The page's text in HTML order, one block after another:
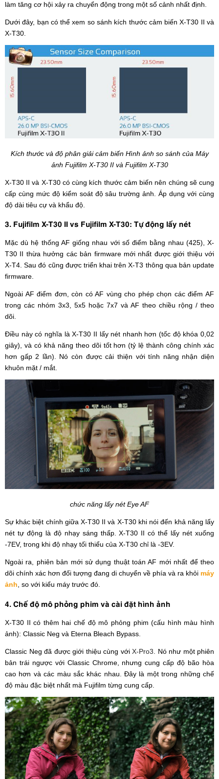
làm tăng cơ hội xảy ra chuyển động trong một số cảnh nhất định.
Dưới đây, bạn có thể xem so sánh kích thước cảm biến X-T30 II và
X-T30.
Kích thước và độ phân giải cảm biến Hình ảnh so sánh của Máy
ảnh Fujifilm X-T30 II và Fujifilm X-T30
X-T30 II và X-T30 có cùng kích thước cảm biến nên chúng sẽ cung
cấp cùng mức độ kiểm soát độ sâu trường ảnh. Áp dụng với cùng
độ dài tiêu cự và khẩu độ.
3. Fujifilm X-T30 II vs Fujifilm X-T30: Tự động lấy nét
Mặc dù hệ thống AF giống nhau với số điểm bằng nhau (425), X-
T30 II thừa hưởng các bản firmware mới nhất được giới thiệu với
X-T4. Sau đó cũng được triển khai trên X-T3 thông qua bản update
firmware.
Ngoài AF điểm đơn, còn có AF vùng cho phép chọn các điểm AF
trong các nhóm 3x3, 5x5 hoặc 7x7 và AF theo chiều rộng / theo
dõi.
Điều này có nghĩa là X-T30 II lấy nét nhanh hơn (tốc độ khóa 0,02
giây), và có khả năng theo dõi tốt hơn (tỷ lệ thành công chính xác
hơn gấp 2 lần). Nó còn được cải thiện với tính năng nhận diện
khuôn mặt / mắt.
chức năng lấy nét Eye AF
Sự khác biệt chính giữa X-T30 II và X-T30 khi nói đến khả năng lấy
nét tự động là độ nhạy sáng thấp. X-T30 II có thể lấy nét xuống
-7EV, trong khi độ nhạy tối thiểu của X-T30 chỉ là -3EV.
Ngoài ra, phiên bản mới sử dụng thuật toán AF mới nhất để theo
dõi chính xác hơn đối tượng đang di chuyển về phía và ra khỏi máy
ảnh, so với kiểu máy trước đó.
4. Chế độ mô phỏng phim và cài đặt hình ảnh
X-T30 II có thêm hai chế độ mô phỏng phim (cấu hình màu hình
ảnh): Classic Neg và Eterna Bleach Bypass.
Classic Neg đã được giới thiệu cùng với X-Pro3 . Nó như một phiên
bản trái ngược với Classic Chrome, nhưng cung cấp độ bão hòa
cao hơn và các màu sắc khác nhau. Đây là một trong những chế
độ màu đặc biệt nhất mà Fujifilm từng cung cấp.